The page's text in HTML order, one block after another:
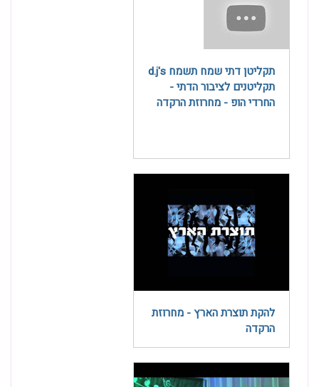
תקליטן דתי שמח תשמח d.j's
תקליטנים לציבור הדתי -
החרדי הופ - מחרוזת הרקדה
להקת תוצרת הארץ - מחרוזת
הרקדה